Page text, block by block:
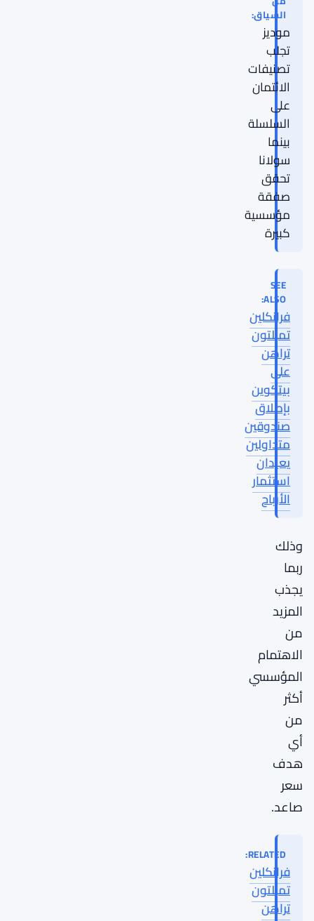
السياق:
موديز
تجلب
تصنيفات
الائتمان
على
السلسلة
بينما
سولانا
تحقق
صفقة
مؤسسية
كبيرة
SEE
ALSO:
فرانكلين
تمبلتون
تراهن
على
بيتكوين
بإطلاق
صندوقين
متداولين
يعيدان
استثمار
الأرباح
وذلك
ربما
يجذب
المزيد
من
الاهتمام
المؤسسي
أكثر
من
أي
هدف
سعر
صاعد.
RELATED:
فرانكلين
تمبلتون
تراهن